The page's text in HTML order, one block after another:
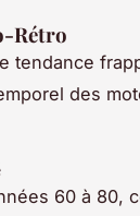
Rétro
tendance
des
60 à 80,